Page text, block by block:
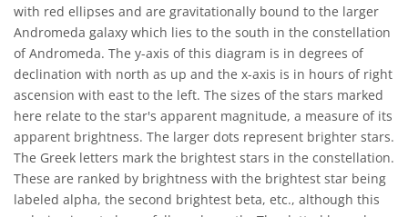
with red ellipses and are gravitationally bound to the larger
Andromeda galaxy which lies to the south in the constellation
of Andromeda. The y-axis of this diagram is in degrees of
declination with north as up and the x-axis is in hours of right
ascension with east to the left. The sizes of the stars marked
here relate to the star's apparent magnitude, a measure of its
apparent brightness. The larger dots represent brighter stars.
The Greek letters mark the brightest stars in the constellation.
These are ranked by brightness with the brightest star being
labeled alpha, the second brightest beta, etc., although this